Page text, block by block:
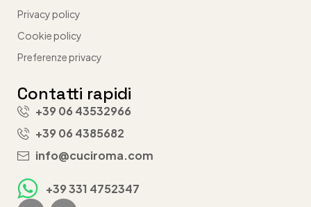
Privacy policy
Cookie policy
Preferenze privacy
Contatti rapidi
+39 06 43532966
+39 06 4385682
info@cuciroma.com
+39 331 4752347